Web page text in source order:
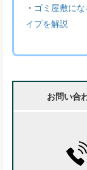
・ ゴミ屋敷に
イプを解説
お問い合